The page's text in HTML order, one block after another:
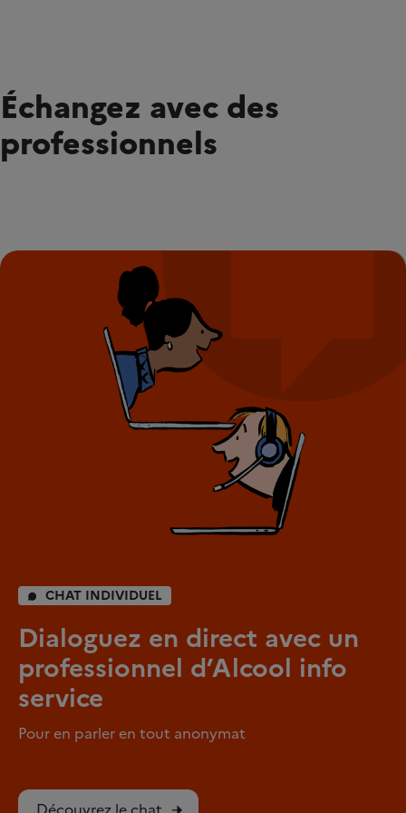
Échangez avec des
professionnels
CHAT INDIVIDUEL
Dialoguez en direct avec un
professionnel d’Alcool info
service
Pour en parler en tout anonymat